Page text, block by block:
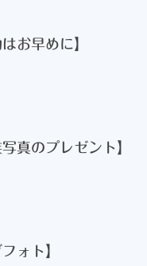
お早めに】
真のプレゼント】
ォト】